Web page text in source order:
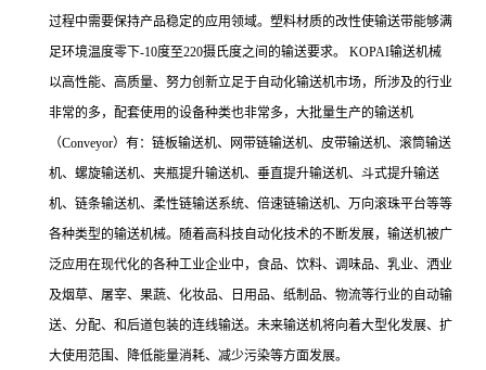
过程中需要保持产品稳定的应用领域。塑料材质的改性使输送带能够满
足环境温度零下-10度至220摄氏度之间的输送要求。 KOPAI输送机械
以高性能、高质量、努力创新立足于自动化输送机市场，所涉及的行业
非常的多，配套使用的设备种类也非常多，大批量生产的输送机
（Conveyor）有：链板输送机、网带链输送机、皮带输送机、滚筒输送
机、螺旋输送机、夹瓶提升输送机、垂直提升输送机、斗式提升输送
机、链条输送机、柔性链输送系统、倍速链输送机、万向滚珠平台等等
各种类型的输送机械。随着高科技自动化技术的不断发展，输送机被广
泛应用在现代化的各种工业企业中，食品、饮料、调味品、乳业、洒业
及烟草、屠宰、果蔬、化妆品、日用品、纸制品、物流等行业的自动输
送、分配、和后道包装的连线输送。未来输送机将向着大型化发展、扩
大使用范围、降低能量消耗、减少污染等方面发展。